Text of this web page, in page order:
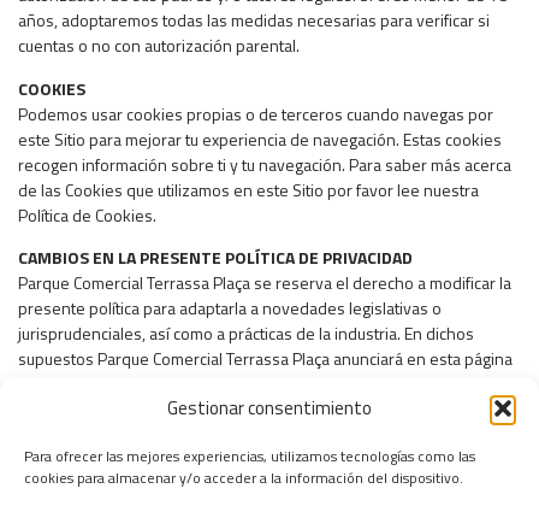
Gestionar consentimiento
Para ofrecer las mejores experiencias, utilizamos tecnologías como las
cookies para almacenar y/o acceder a la información del dispositivo.
años, adoptaremos todas las medidas necesarias para verificar si
cuentas o no con autorización parental.
COOKIES
Podemos usar cookies propias o de terceros cuando navegas por
este Sitio para mejorar tu experiencia de navegación. Estas cookies
recogen información sobre ti y tu navegación. Para saber más acerca
de las Cookies que utilizamos en este Sitio por favor lee nuestra
Política de Cookies.
CAMBIOS EN LA PRESENTE POLÍTICA DE PRIVACIDAD
Parque Comercial Terrassa Plaça se reserva el derecho a modificar la
presente política para adaptarla a novedades legislativas o
jurisprudenciales, así como a prácticas de la industria. En dichos
supuestos Parque Comercial Terrassa Plaça anunciará en esta página